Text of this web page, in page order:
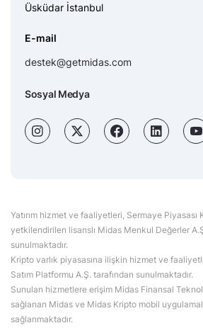
Üsküdar İstanbul
E-mail
destek@getmidas.com
Sosyal Medya
Yatırım hizmet ve faaliyetleri, Sermaye Piyasası
yetkilendirilen lisanslı Midas Menkul Değerler
sunulmaktadır.
Kripto varlık piyasasına ilişkin hizmet ve
Satım Platformu A.Ş. tarafından sunulmaktadır.
Sunulan hizmetlere erişim Midas Finansal
sağlanan Midas ve Midas Kripto mobil
sağlanmaktadır.